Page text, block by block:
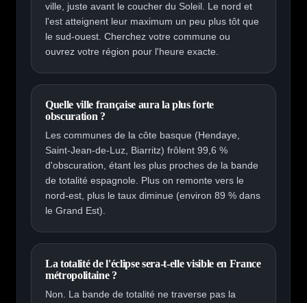
ville, juste avant le coucher du Soleil. Le nord et
l'est atteignent leur maximum un peu plus tôt que
le sud-ouest. Cherchez votre commune ou
ouvrez votre région pour l'heure exacte.
Quelle ville française aura la plus forte
obscuration ?
Les communes de la côte basque (Hendaye,
Saint-Jean-de-Luz, Biarritz) frôlent 99,6 %
d'obscuration, étant les plus proches de la bande
de totalité espagnole. Plus on remonte vers le
nord-est, plus le taux diminue (environ 89 % dans
le Grand Est).
La totalité de l'éclipse sera-t-elle visible en France
métropolitaine ?
Non. La bande de totalité ne traverse pas la